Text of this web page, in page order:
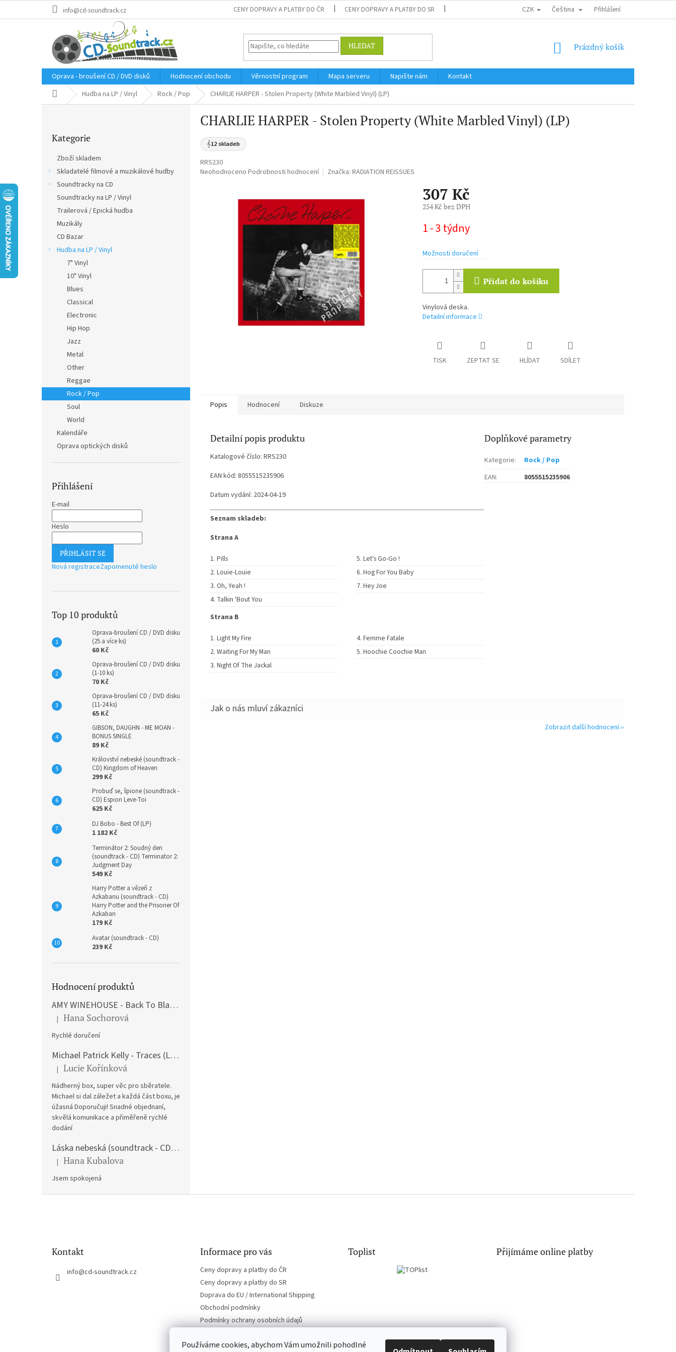
Používáme cookies, abychom Vám umožnili pohodlné
info@cd-soundtrack.cz CENY DOPRAVY A PLATBY DO ČR CENY DOPRAVY A PLATBY DO SR DOPRAVA DO EU / INTERNATIONAL SHIPPING OBCHODNÍ PODMÍNKY
CZK Čeština Přihlášení
HLEDAT
NÁKUPNÍ
Prázdný košík
Oprava - broušení CD / DVD disků Hodnocení obchodu Věrnostní program Mapa serveru Napište nám
Kontakt
Domů Hudba na LP / Vinyl Rock / Pop CHARLIE HARPER - Stolen Property (White Marbled Vinyl) (LP)
kategorie
Kategorie
Zboží skladem
Skladatelé filmové a muzikálové hudby
Soundtracky na CD
Soundtracky na LP / Vinyl
Trailerová / Epická hudba
Muzikály
CD Bazar
Hudba na LP / Vinyl
7" Vinyl
10" Vinyl
Blues
Classical
Electronic
Hip Hop
Jazz
Metal
Other
Reggae
Rock / Pop
Soul
World
Kalendáře
Oprava optických disků
Přihlášení
E-mail
Heslo
PŘIHLÁSIT SE
Nová registraceZapomenuté heslo
Top 10 produktů
Oprava-broušení CD / DVD disku
(25 a více ks)
60 Kč
Oprava-broušení CD / DVD disku
(1-10 ks)
70 Kč
Oprava-broušení CD / DVD disku
(11-24 ks)
65 Kč
GIBSON, DAUGHN - ME MOAN -
BONUS SINGLE
89 Kč
Království nebeské (soundtrack -
CD) Kingdom of Heaven
299 Kč
Probuď se, špione (soundtrack -
CD) Espion Leve-Toi
625 Kč
DJ Bobo - Best Of (LP)
1 182 Kč
Terminátor 2: Soudný den
(soundtrack - CD) Terminator 2:
Judgment Day
549 Kč
Harry Potter a vězeň z
Azkabanu (soundtrack - CD)
Harry Potter and the Prisoner Of
Azkaban
179 Kč
Avatar (soundtrack - CD)
239 Kč
Hodnocení produktů
AMY WINEHOUSE - Back To Black (LP)
Hodnocení produktu je 5 z 5 hvězdiček.
| Hana Sochorová
Rychlé doručení
Michael Patrick Kelly - Traces (Limited Edition) (Premium Box-Set) (LP)
Hodnocení produktu je 5 z 5 hvězdiček.
| Lucie Kořínková
Nádherný box, super věc pro sběratele.
Michael si dal záležet a každá část boxu, je
úžasná Doporučuji! Snadné objednaní,
skvělá komunikace a přiměřeně rychlé
dodání
Láska nebeská (soundtrack - CD) Love Actually
Hodnocení produktu je 5 z 5 hvězdiček.
| Hana Kubalova
Jsem spokojená
CHARLIE HARPER - Stolen Property (White Marbled Vinyl) (LP)
𝄞12 skladeb
RRS230
Průměrné
Neohodnoceno Podrobnosti hodnocení Značka: RADIATION REISSUES
307 Kč
254 Kč bez DPH
cena:
1 - 3 týdny
Možnosti doručení
Přidat do košíku
Vinylová deska.
Detailní informace
TISK ZEPTAT SE HLÍDAT SDÍLET
Popis Hodnocení Diskuze
Detailní popis produktu
Katalogové číslo: RRS230
EAN kód: 8055515235906
Datum vydání: 2024-04-19
Seznam skladeb:
Strana A
Pills
Louie-Louie
Oh, Yeah !
Talkin 'Bout You
Let's Go-Go !
Hog For You Baby
Hey Joe
Strana B
Light My Fire
Waiting For My Man
Night Of The Jackal
Femme Fatale
Hoochie Coochie Man
Doplňkové parametry
Kategorie:
Rock / Pop
EAN: 8055515235906
Zobrazit další hodnocení
Kontakt
info@cd-soundtrack.cz
Informace pro vás
Ceny dopravy a platby do ČR
Ceny dopravy a platby do SR
Doprava do EU / International Shipping
Obchodní podmínky
Podmínky ochrany osobních údajů
Toplist Přijímáme online platby